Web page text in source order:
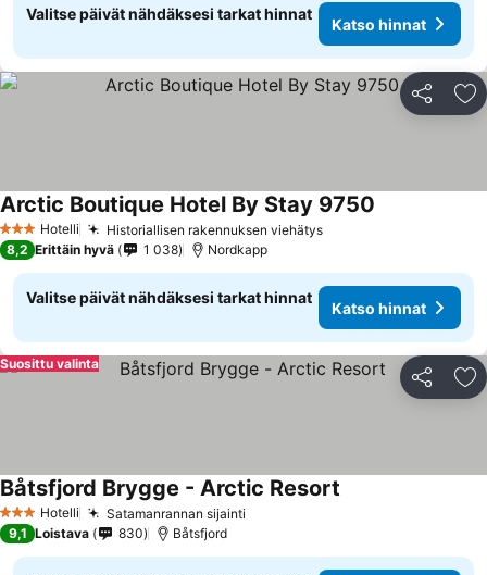
Valitse päivät nähdäksesi tarkat hinnat
Katso hinnat
Jaa
3 Tähtiluokitus
Hotelli Historiallisen rakennuksen viehätysKatso hinnat
Arctic Boutique Hotel By Stay 9750
8,2 Erittäin hyvä 1 038 Nordkapp
Valitse päivät nähdäksesi tarkat hinnat
Katso hinnat
Jaa
Suosittu valinta
3 Tähtiluokitus
Hotelli Satamanrannan sijainti
Båtsfjord Brygge - Arctic Resort
9,1 Loistava 830 Båtsfjord